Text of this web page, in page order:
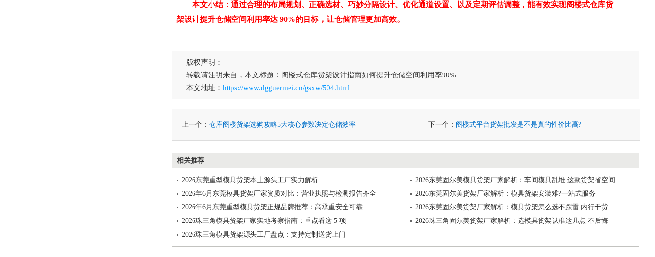
本文小结：通过合理的布局规划、正确选材、巧妙分隔设计、优化通道设置、以及定期评估调整，能有效实现阁楼式仓库货
架设计提升仓储空间利用率达 90%的目标，让仓储管理更加高效。
版权声明：
转载请注明来自，本文标题：阁楼式仓库货架设计指南如何提升仓储空间利用率90%
本文地址： https://www.dgguermei.cn/gsxw/504.html
上一个： 仓库阁楼货架选购攻略5大核心参数决定仓储效率 下一个： 阁楼式平台货架批发是不是真的性价比高?
相关推荐
2026东莞重型模具货架本土源头工厂实力解析
2026东莞固尔美模具货架厂家解析：车间模具乱堆 这款货架省空间
2026年6月东莞模具货架厂家资质对比：营业执照与检测报告齐全
2026东莞固尔美货架厂家解析：模具货架安装难?一站式服务
2026年6月东莞重型模具货架正规品牌推荐：高承重安全可靠
2026东莞固尔美货架厂家解析：模具货架怎么选不踩雷 内行干货
2026珠三角模具货架厂家实地考察指南：重点看这 5 项
2026珠三角固尔美货架厂家解析：选模具货架认准这几点 不后悔
2026珠三角模具货架源头工厂盘点：支持定制送货上门